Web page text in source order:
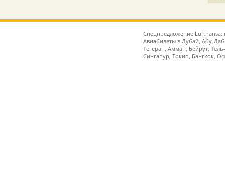
Спецпредложение Lufthansa:
Авиабилеты в Дубай, Абу-
Тегеран, Амман, Бейрут,
Сингапур, Токио, Бангкок,